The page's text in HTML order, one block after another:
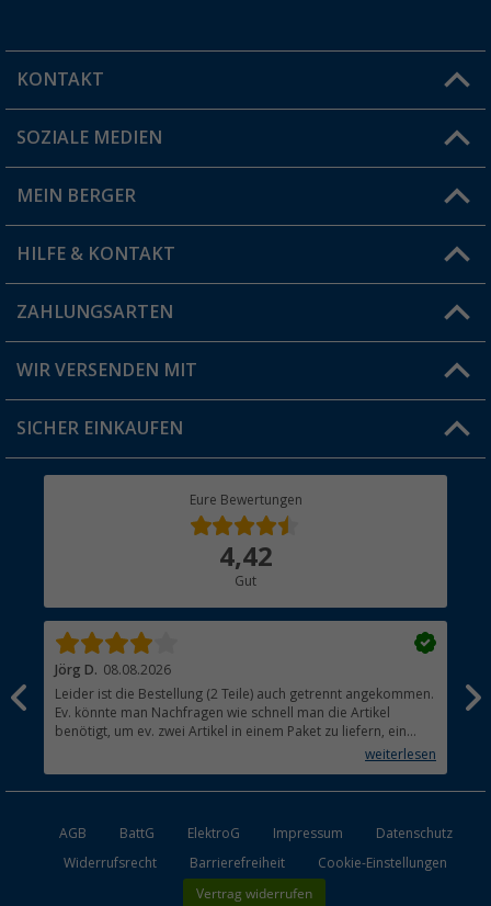
KONTAKT
Du hast eine Frage?
Filiale finden
SOZIALE MEDIEN
MEIN BERGER
Vorteilskarte
Blog
Jobs & Karriere
HILFE & KONTAKT
FAQ & Kontakt
Versandinformationen
Rücksendung
ZAHLUNGSARTEN
WIR VERSENDEN MIT
SICHER EINKAUFEN
Eure Bewertungen
4,42
Gut
Jörg D. 08.08.2026
Leider ist die Bestellung (2 Teile) auch getrennt angekommen.
Ev. könnte man Nachfragen wie schnell man die Artikel
benötigt, um ev. zwei Artikel in einem Paket zu liefern, ein
weiterlesen
Ich
AGB BattG ElektroG Impressum
Datenschutz
Widerrufsrecht
Barrierefreiheit Cookie-Einstellungen
Vertrag widerrufen